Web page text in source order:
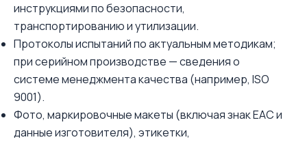
инструкциями по безопасности,
транспортированию и утилизации.
Протоколы испытаний по актуальным методикам;
при серийном производстве — сведения о
системе менеджмента качества (например, ISO
9001).
Фото, маркировочные макеты (включая знак EAC и
данные изготовителя), этикетки,